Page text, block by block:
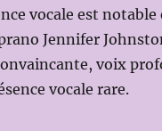
vocale est notable
Jennifer
voix
vocale rare.